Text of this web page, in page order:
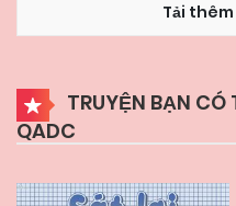
Tải
TRUYỆN BẠN
QADC